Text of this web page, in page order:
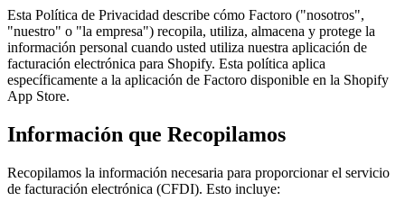
Esta Política de Privacidad describe cómo Factoro ("nosotros",
"nuestro" o "la empresa") recopila, utiliza, almacena y protege la
información personal cuando usted utiliza nuestra aplicación de
facturación electrónica para Shopify. Esta política aplica
específicamente a la aplicación de Factoro disponible en la Shopify
App Store.
Información que Recopilamos
Recopilamos la información necesaria para proporcionar el servicio
de facturación electrónica (CFDI). Esto incluye: